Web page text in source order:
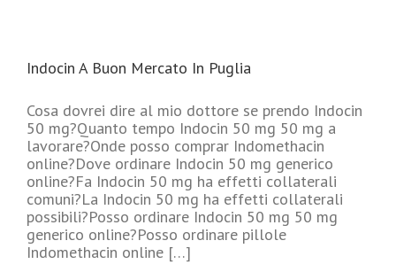
Indocin A Buon Mercato In Puglia
Cosa dovrei dire al mio dottore se prendo Indocin
50 mg?Quanto tempo Indocin 50 mg 50 mg a
lavorare?Onde posso comprar Indomethacin
online?Dove ordinare Indocin 50 mg generico
online?Fa Indocin 50 mg ha effetti collaterali
comuni?La Indocin 50 mg ha effetti collaterali
possibili?Posso ordinare Indocin 50 mg 50 mg
generico online?Posso ordinare pillole
Indomethacin online […]